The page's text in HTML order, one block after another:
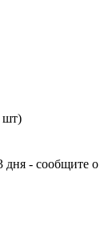
шт)
дня - сообщите о